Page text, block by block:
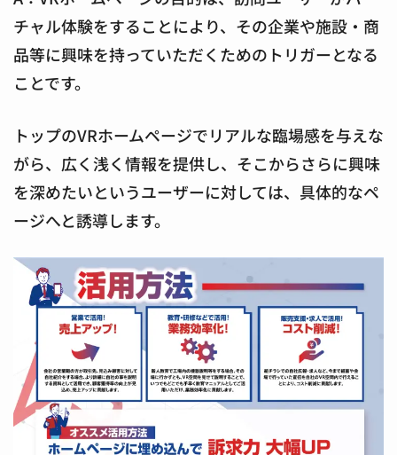
チャル体験をすることにより、その企業や施設・商
品等に興味を持っていただくためのトリガーとなる
ことです。
トップのVRホームページでリアルな臨場感を与えな
がら、広く浅く情報を提供し、そこからさらに興味
を深めたいというユーザーに対しては、具体的なペ
ージへと誘導します。